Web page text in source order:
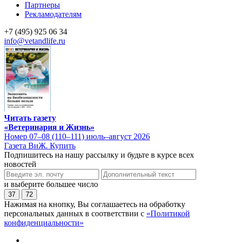
Партнеры
Рекламодателям
+7 (495) 925 06 34
info@vetandlife.ru
Читать газету
«Ветеринария и Жизнь»
Номер 07–08 (110–111) июль–август 2026
Газета ВиЖ. Купить
Подпишитесь на нашу рассылку и будьте в курсе всех
новостей
и выберите большее число
37 72
Нажимая на кнопку, Вы соглашаетесь на обработку
персональных данных в соответствии с «Политикой
конфиденциальности»